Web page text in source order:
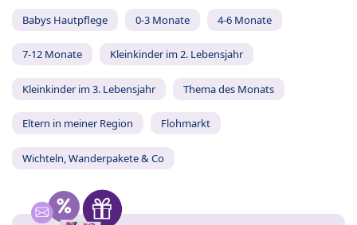
Babys Hautpflege 0-3 Monate 4-6 Monate
7-12 Monate Kleinkinder im 2. Lebensjahr
Kleinkinder im 3. Lebensjahr Thema des Monats
Eltern in meiner Region Flohmarkt
Wichteln, Wanderpakete & Co